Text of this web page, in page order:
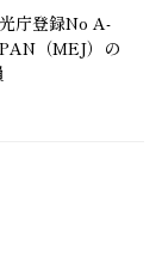
庁登録No A-
（MEJ）の